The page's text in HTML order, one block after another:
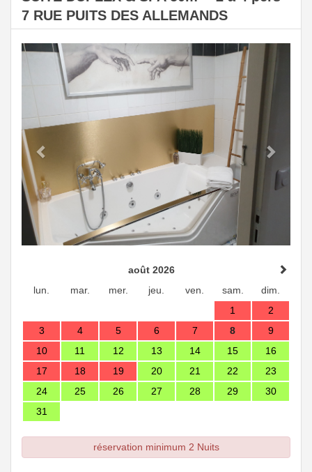
7 RUE PUITS DES ALLEMANDS
Previous
août 2026
lun.
mar. mer. jeu. ven. sam.
dim.
1
2
3
4 5 6 7 8
9
10
11 12 13 14 15
16
17
18 19 20 21 22
23
24
25 26 27 28 29
30
31
réservation minimum 2 Nuits